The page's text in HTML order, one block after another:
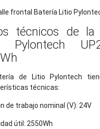
técnicos de la
Pylontech
de Litio Pylontech
técnicas:
de trabajo nominal (V): 24V
útil: 2550Wh